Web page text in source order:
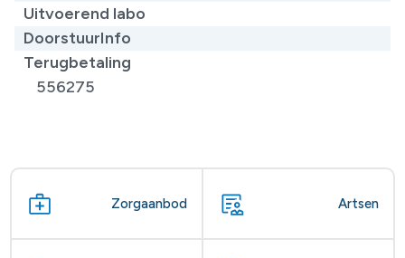
Uitvoerend labo
DoorstuurInfo
Terugbetaling
556275
Zorgaanbod Artsen